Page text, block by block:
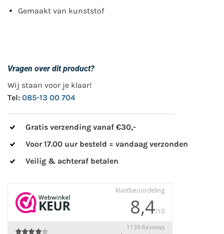
Gemaakt van kunststof
Vragen over dit product?
Wij staan voor je klaar!
Tel: 085-13 00 704
Gratis verzending vanaf €30,-
Voor 17.00 uur besteld = vandaag verzonden
Veilig & achteraf betalen